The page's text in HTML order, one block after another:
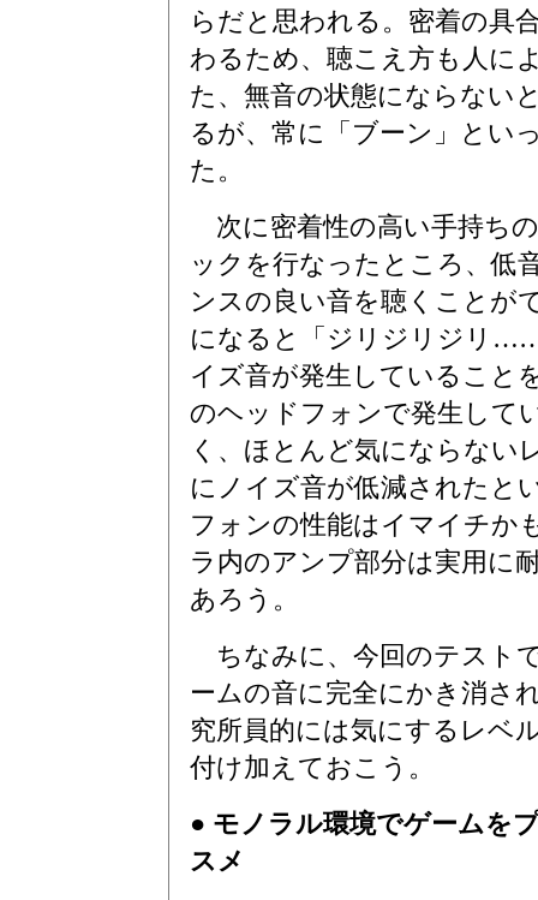
らだと思われる。密着の具
わるため、聴こえ方も人に
た、無音の状態にならない
るが、常に「ブーン」とい
た。
次に密着性の高い手持ち
ックを行なったところ、低
ンスの良い音を聴くことが
になると「ジリジリジリ
イズ音が発生していること
のヘッドフォンで発生して
く、ほとんど気にならない
にノイズ音が低減されたと
フォンの性能はイマイチか
ラ内のアンプ部分は実用に
あろう。
ちなみに、今回のテスト
ームの音に完全にかき消さ
究所員的には気にするレベ
付け加えておこう。
● モノラル環境でゲームを
スメ